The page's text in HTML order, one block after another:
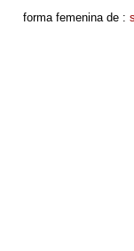
forma femenina de :